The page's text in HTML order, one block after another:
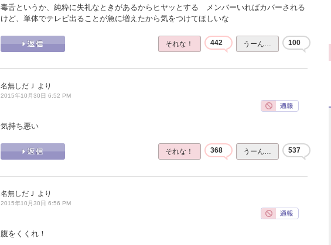
毒舌というか、純粋に失礼なときがあるからヒヤッとする メンバーいればカバーされる
けど、単体でテレビ出ることが急に増えたから気をつけてほしいな
それな！ 442 うーん… 100
名無しだＪ より
2015年10月30日 6:52 PM
気持ち悪い
それな！ 368 うーん… 537
名無しだＪ より
2015年10月30日 6:56 PM
腹をくくれ！